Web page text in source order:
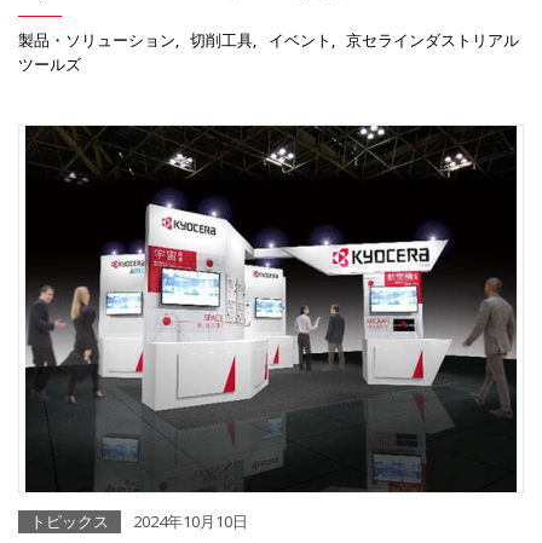
製品・ソリューション 切削工具 イベント
京セラインダストリアル
ツールズ
トピックス 2024年10月10日